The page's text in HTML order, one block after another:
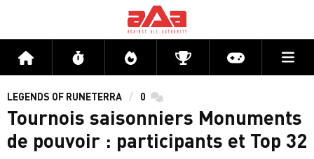
Accueil Flux Directs CompétitionsActu jeux
LEGENDS OF RUNETERRA 0 commentaires
Tournois saisonniers Monuments
de pouvoir : participants et Top 32